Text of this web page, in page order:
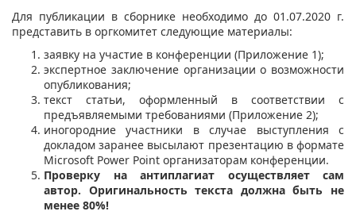
Для публикации в сборнике необходимо до 01.07.2020 г.
представить в оргкомитет следующие материалы:
заявку на участие в конференции (Приложение 1);
экспертное заключение организации о возможности
опубликования;
текст статьи, оформленный в соответствии с
предъявляемыми требованиями (Приложение 2);
иногородние участники в случае выступления с
докладом заранее высылают презентацию в формате
Microsoft Power Point организаторам конференции.
Проверку на антиплагиат осуществляет сам
автор. Оригинальность текста должна быть не
менее 80%!